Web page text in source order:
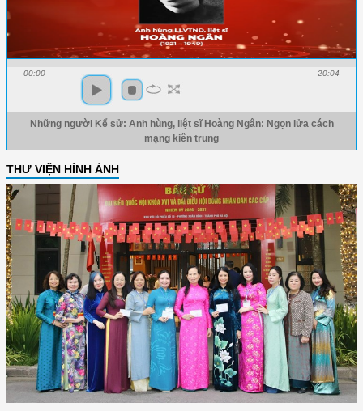
00:00 -20:04
Những người Kể sử: Anh hùng, liệt sĩ Hoàng Ngân: Ngọn lửa cách
mạng kiên trung
THƯ VIỆN HÌNH ẢNH